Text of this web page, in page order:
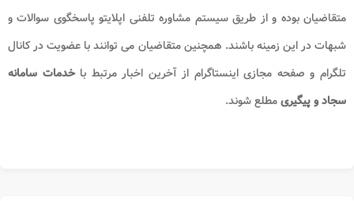
متقاضیان بوده و از طریق سیستم مشاوره تلفنی اپلایتو پاسخگوی سوالات و
شبهات در این زمینه باشند. همچنین متقاضیان می توانند با عضویت در کانال
تلگرام و صفحه مجازی اینستاگرام از آخرین اخبار مرتبط باخدمات سامانه
سجاد و پیگیریمطلع شوند.